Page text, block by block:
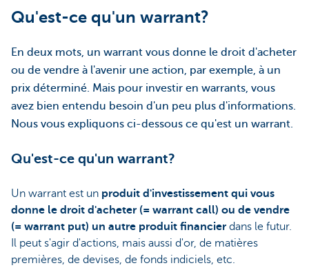
Qu'est-ce qu'un warrant?
En deux mots, un warrant vous donne le droit d'acheter
ou de vendre à l'avenir une action, par exemple, à un
prix déterminé. Mais pour investir en warrants, vous
avez bien entendu besoin d'un peu plus d'informations.
Nous vous expliquons ci-dessous ce qu'est un warrant.
Qu'est-ce qu'un warrant?
Un warrant est un produit d'investissement qui vous
donne le droit d'acheter (= warrant call) ou de vendre
(= warrant put) un autre produit financier dans le futur.
Il peut s'agir d'actions, mais aussi d'or, de matières
premières, de devises, de fonds indiciels, etc.